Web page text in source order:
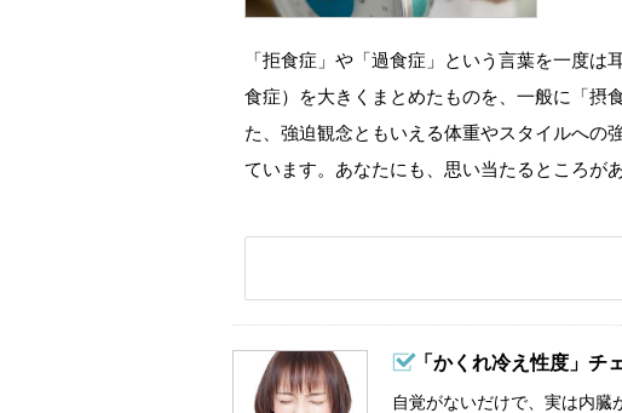
「拒食症」や「過食症」という言葉を一度
食症）を大きくまとめたものを、一般に「摂
た、強迫観念ともいえる体重やスタイルへの
ています。あなたにも、思い当たるところが
「かくれ冷え性度」チ
自覚がないだけで、実は内臓